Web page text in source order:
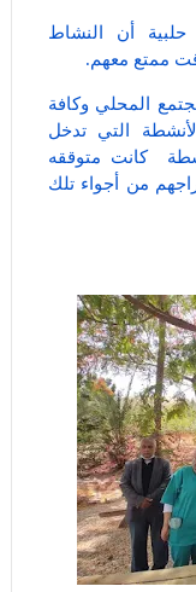
أن النشاط
ممتع معهم.
المحلي وكافة
التي تدخل
كانت متوققه
من أجواء تلك